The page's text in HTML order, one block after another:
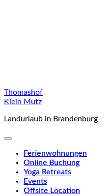
Skip
to
Thomashof
Klein Mutz
Landurlaub in Brandenburg
Ferienwohnungen
Online Buchung
Yoga Retreats
Events
Offsite Location